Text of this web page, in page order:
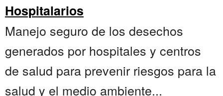
Hospitalarios
Manejo seguro de los desechos
generados por hospitales y centros
de salud para prevenir riesgos para la
salud y el medio ambiente...